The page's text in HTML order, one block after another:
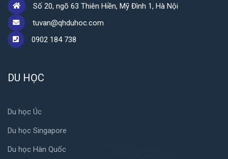
Số 20, ngõ 63 Thiên Hiền, Mỹ Đình 1, Hà Nội
tuvan@qhduhoc.com
0902 184 738
DU HỌC
Du học Úc
Du học Singapore
Du học Hàn Quốc